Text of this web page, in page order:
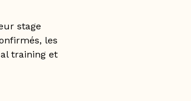
stage
les
training et